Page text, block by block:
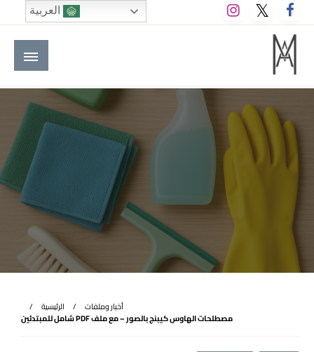
التخطي
إلى
المحتوى
M A hotels | إم ايه هوتيلز
الموقع الأول للعاملين في الفنادق في العالم العربي
الرئيسية
أخبار وملفات
مصطلحات الهاوس كيبنج بالصور – مع ملف PDF شامل للمبتدئين
العربية